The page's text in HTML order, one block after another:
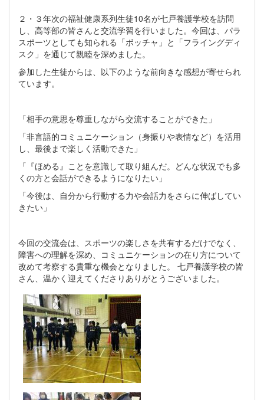
２・３年次の福祉健康系列生徒10名が七戸養護学校を訪問
し、高等部の皆さんと交流学習を行いました。今回は、パラ
スポーツとしても知られる「ボッチャ」と「フライングディ
スク」を通じて親睦を深めました。
参加した生徒からは、以下のような前向きな感想が寄せられ
ています。
「相手の意思を尊重しながら交流することができた」
「非言語的コミュニケーション（身振りや表情など）を活用
し、最後まで楽しく活動できた」
「『ほめる』ことを意識して取り組んだ。どんな状況でも多
くの方と会話ができるようになりたい」
「今後は、自分から行動する力や会話力をさらに伸ばしてい
きたい」
今回の交流会は、スポーツの楽しさを共有するだけでなく、
障害への理解を深め、コミュニケーションの在り方について
改めて考察する貴重な機会となりました。 七戸養護学校の皆
さん、温かく迎えてくださりありがとうございました。